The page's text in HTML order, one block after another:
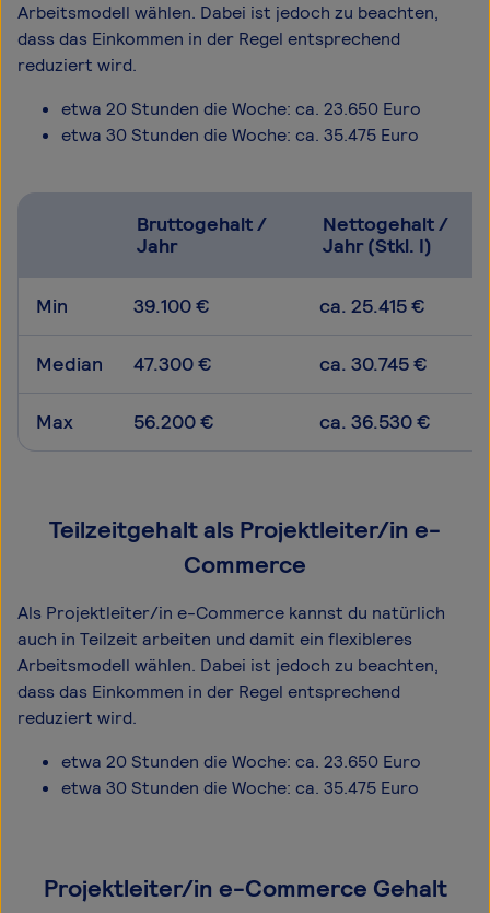
Arbeitsmodell wählen. Dabei ist jedoch zu beachten,
dass das Einkommen in der Regel entsprechend
reduziert wird.
etwa 20 Stunden die Woche: ca. 23.650 Euro
etwa 30 Stunden die Woche: ca. 35.475 Euro
Bruttogehalt /
Jahr
Nettogehalt /
Jahr (Stkl. I)
Min 39.100 € ca. 25.415 €
Median 47.300 € ca. 30.745 €
Max 56.200 € ca. 36.530 €
Teilzeitgehalt als Projektleiter/in e-
Commerce
Als Projektleiter/in e-Commerce kannst du natürlich
auch in Teilzeit arbeiten und damit ein flexibleres
Arbeitsmodell wählen. Dabei ist jedoch zu beachten,
dass das Einkommen in der Regel entsprechend
reduziert wird.
etwa 20 Stunden die Woche: ca. 23.650 Euro
etwa 30 Stunden die Woche: ca. 35.475 Euro
Projektleiter/in e-Commerce Gehalt